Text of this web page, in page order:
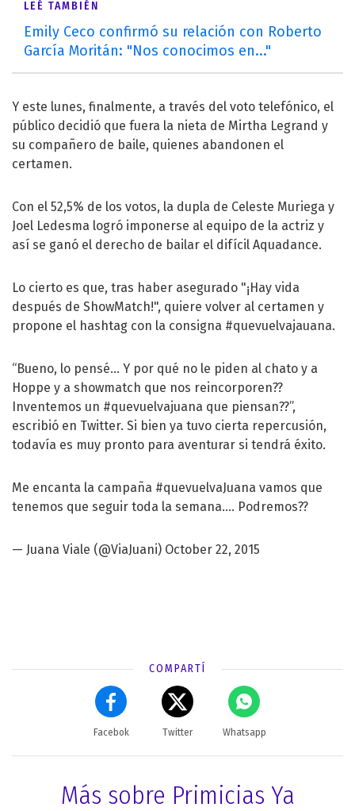
LEÉ TAMBIÉN
Emily Ceco confirmó su relación con Roberto
García Moritán: "Nos conocimos en..."
Y este lunes, finalmente, a través del voto telefónico, el
público decidió que fuera la nieta de Mirtha Legrand y
su compañero de baile, quienes abandonen el
certamen.
Con el 52,5% de los votos, la dupla de Celeste Muriega y
Joel Ledesma logró imponerse al equipo de la actriz y
así se ganó el derecho de bailar el difícil Aquadance.
Lo cierto es que, tras haber asegurado "¡Hay vida
después de ShowMatch!", quiere volver al certamen y
propone el hashtag con la consigna #quevuelvajauana.
“Bueno, lo pensé... Y por qué no le piden al chato y a
Hoppe y a showmatch que nos reincorporen??
Inventemos un #quevuelvajuana que piensan??”,
escribió en Twitter. Si bien ya tuvo cierta repercusión,
todavía es muy pronto para aventurar si tendrá éxito.
Me encanta la campaña #quevuelvaJuana vamos que
tenemos que seguir toda la semana.... Podremos??
— Juana Viale (@ViaJuani) October 22, 2015
COMPARTÍ
Facebok Twitter Whatsapp
Más sobre Primicias Ya